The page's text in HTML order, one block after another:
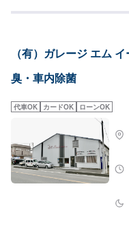
た…★保険を使えべきなのかわ
ご納得いただければ作業開始
期は通常1日～2日程度で納車
後する場合がございます。予め
料代はお客様にご負担いただい
ねる場合もございます。-----ご
つけてお越しください。駐車
車してください。受付はスタ
ださい。ご案内いたします。
（有）ガレージ エム
臭・車内除菌
代車OK カードOK ローンOK